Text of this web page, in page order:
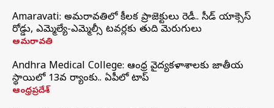
Amaravati: అమరావతిలో కీలక ప్రాజెక్టులు రెడీ.. సీడ్‌ యాక్సెస్‌
రోడ్డు, ఎమ్మెల్యే-ఎమ్మెల్సీ టవర్లకు తుది మెరుగులు
అమరావతి
Andhra Medical College: ఆంధ్ర వైద్యకళాశాలకు జాతీయ
స్థాయిలో 13వ ర్యాంకు.. ఏపీలో టాప్
ఆంధ్రప్రదేశ్